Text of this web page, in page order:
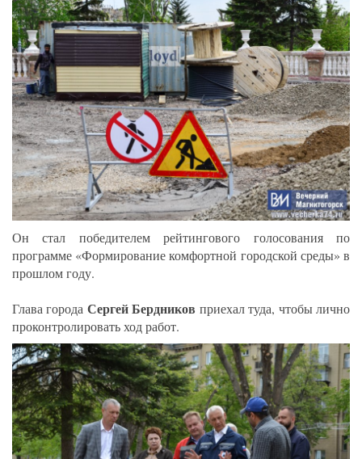
Он стал победителем рейтингового голосования по
программе «Формирование комфортной городской среды» в
прошлом году.
Глава города Сергей Бердников приехал туда, чтобы лично
проконтролировать ход работ.